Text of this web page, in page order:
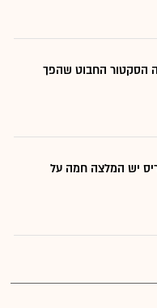
הסקטור החבוט שהפך
יש המלצה חמה על